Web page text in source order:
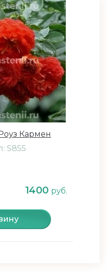
Кармен
S855
1400 руб.